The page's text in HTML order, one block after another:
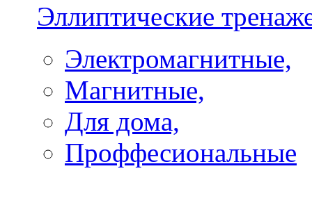
Эллиптические
Электромагнитные,
Магнитные,
Для дома,
Проффесиональные